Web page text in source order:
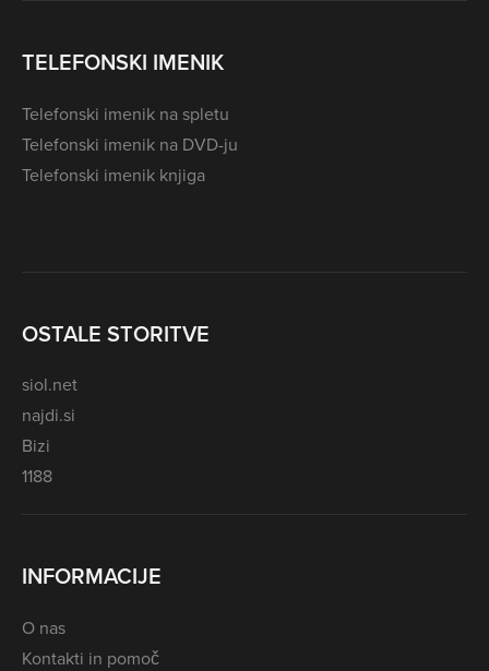
TELEFONSKI IMENIK
Telefonski imenik na spletu
Telefonski imenik na DVD-ju
Telefonski imenik knjiga
OSTALE STORITVE
siol.net
najdi.si
Bizi
1188
INFORMACIJE
O nas
Kontakti in pomoč